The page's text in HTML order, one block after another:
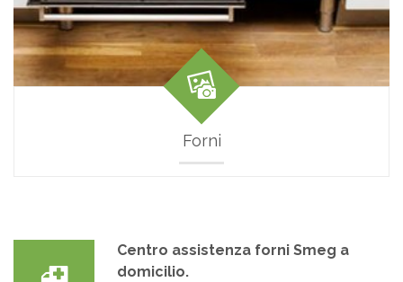
Forni
Centro assistenza forni Smeg a
domicilio.